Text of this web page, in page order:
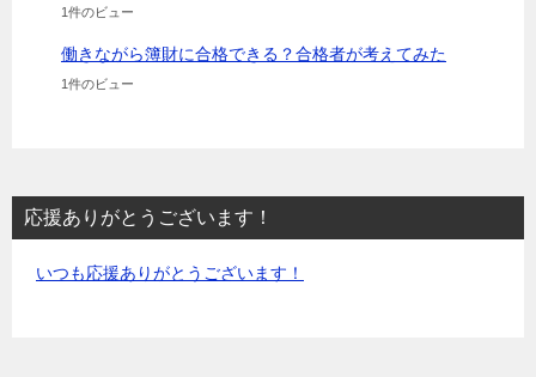
1件のビュー
働きながら簿財に合格できる？合格者が考えてみた
1件のビュー
応援ありがとうございます！
いつも応援ありがとうございます！